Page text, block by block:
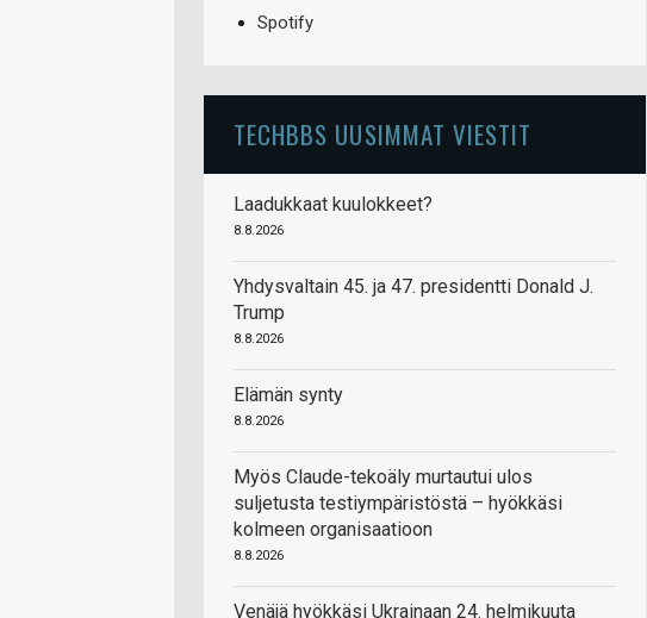
Spotify
TECHBBS UUSIMMAT VIESTIT
Laadukkaat kuulokkeet?
8.8.2026
Yhdysvaltain 45. ja 47. presidentti Donald J.
Trump
8.8.2026
Elämän synty
8.8.2026
Myös Claude-tekoäly murtautui ulos
suljetusta testiympäristöstä – hyökkäsi
kolmeen organisaatioon
8.8.2026
Venäjä hyökkäsi Ukrainaan 24. helmikuuta